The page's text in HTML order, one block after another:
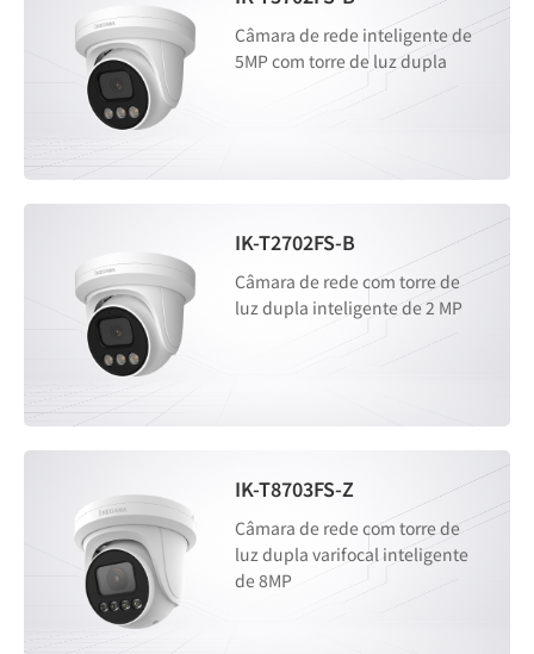
Câmara de rede inteligente de
5MP com torre de luz dupla
IK-T2702FS-B
Câmara de rede com torre de
luz dupla inteligente de 2 MP
IK-T8703FS-Z
Câmara de rede com torre de
luz dupla varifocal inteligente
de 8MP